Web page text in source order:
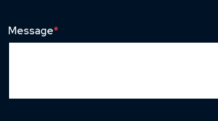
Message*